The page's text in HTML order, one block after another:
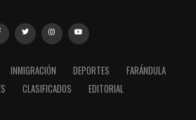
INMIGRACIÓN DEPORTES
FARÁNDULA
CLASIFICADOS EDITORIAL